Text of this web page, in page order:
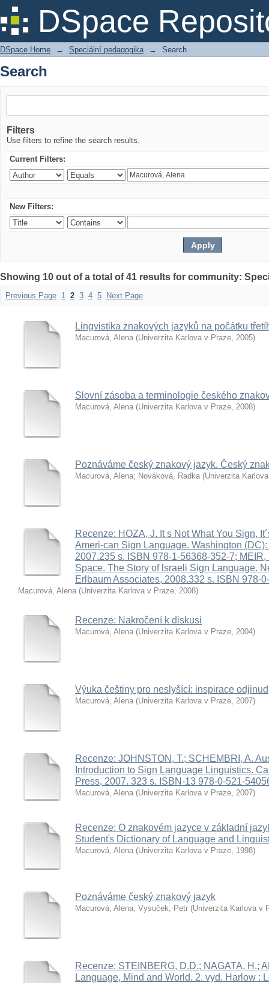
DSpace
Search
DSpace Home → Speciální pedagogika → Search
Search
Filters
Use filters to refine the search results.
Current Filters:
New Filters:
Showing 10 out of a total of 41 results for community:
Previous Page 1 2 3 4 5 Next Page
Lingvistika znakových jazyků na počátku
Macurová, Alena (Univerzita Karlova v Praze, 2005)
Slovní zásoba a terminologie českého
Macurová, Alena (Univerzita Karlova v Praze, 2008)
Poznáváme český znakový jazyk. Český
Macurová, Alena; Nováková, Radka (Univerzita
Recenze: HOZA, J. It s Not What You Sign,
Ameri-can Sign Language. Washington
2007.235 s. ISBN 978-1-56368-352-7;
Space. The Story of lsraeli Sign Language.
Erlbaum Associates, 2008.332 s. ISBN 978-
Macurová, Alena (Univerzita Karlova v Praze, 2008)
Recenze: Nakročení k diskusi
Macurová, Alena (Univerzita Karlova v Praze, 2004)
Výuka češtiny pro neslyšící: inspirace odjinud
Macurová, Alena (Univerzita Karlova v Praze, 2007)
Recenze: JOHNSTON, T.; SCHEMBRI, A.
Introduction to Sign Language Linguistics.
Press, 2007. 323 s. ISBN-13 978-0-521-
Macurová, Alena (Univerzita Karlova v Praze, 2007)
Recenze: O znakovém jazyce v základní
Studenťs Dictionary of Language and
Macurová, Alena (Univerzita Karlova v Praze, 1998)
Poznáváme český znakový jazyk
Macurová, Alena; Vysuček, Petr (Univerzita Karlova v
Recenze: STEINBERG, D.D.; NAGATA, H.;
Language, Mind and World. 2. vyd. Harlow :